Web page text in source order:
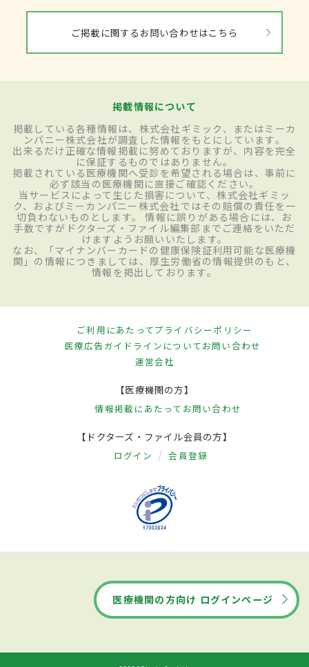
ご掲載に関するお問い合わせはこちら
掲載情報について
掲載している各種情報は、株式会社ギミック、またはミーカ
ンパニー株式会社が調査した情報をもとにしています。
出来るだけ正確な情報掲載に努めておりますが、内容を完全
に保証するものではありません。
掲載されている医療機関へ受診を希望される場合は、事前に
必ず該当の医療機関に直接ご確認ください。
当サービスによって生じた損害について、株式会社ギミッ
ク、およびミーカンパニー株式会社ではその賠償の責任を一
切負わないものとします。 情報に誤りがある場合には、お
手数ですがドクターズ・ファイル編集部までご連絡をいただ
けますようお願いいたします。
なお、「マイナンバーカードの健康保険証利用可能な医療機
関」の情報につきましては、厚生労働省の情報提供のもと、
情報を掲出しております。
ご利用にあたってプライバシーポリシー
医療広告ガイドラインについてお問い合わせ
運営会社
【医療機関の方】
情報掲載にあたって お問い合わせ
【ドクターズ・ファイル会員の方】
ログイン 会員登録
医療機関の方向け ログインページ